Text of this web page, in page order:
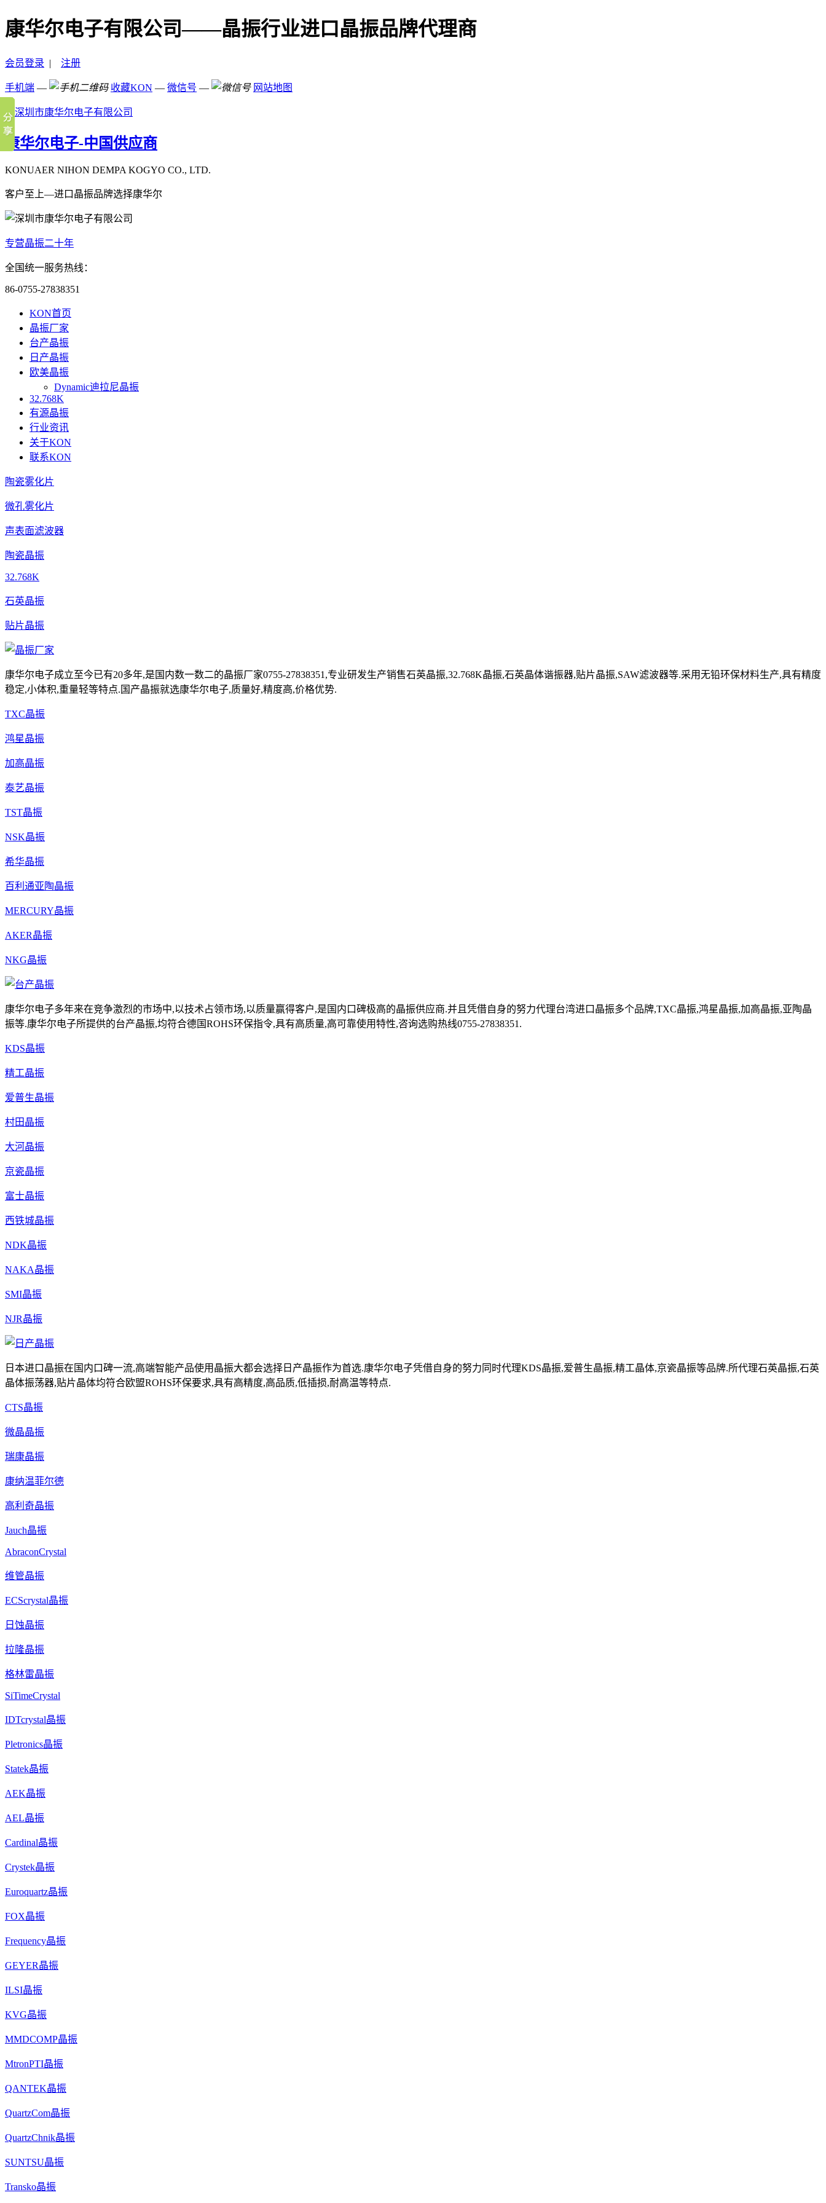
康华尔电子有限公司——晶振行业进口晶振品牌代理商
会员登录 | 注册
手机端 — 收藏KON — 微信号 — 网站地图
康华尔电子-中国供应商
KONUAER NIHON DEMPA KOGYO CO., LTD.
客户至上—进口晶振品牌选择康华尔
专营晶振二十年
全国统一服务热线：
86-0755-27838351
KON首页
晶振厂家
台产晶振
日产晶振
欧美晶振
Dynamic迪拉尼晶振
32.768K
有源晶振
行业资讯
关于KON
联系KON
陶瓷雾化片
微孔雾化片
声表面滤波器
陶瓷晶振
32.768K
石英晶振
贴片晶振
康华尔电子成立至今已有20多年,是国内数一数二的晶振厂家0755-27838351,专业研发生产销售石英晶振,32.768K晶振,石英晶体谐振器,贴片晶振,SAW滤波器等.采用无铅环保材料生产,具有精度
稳定,小体积,重量轻等特点.国产晶振就选康华尔电子,质量好,精度高,价格优势.
TXC晶振
鸿星晶振
加高晶振
泰艺晶振
TST晶振
NSK晶振
希华晶振
百利通亚陶晶振
MERCURY晶振
AKER晶振
NKG晶振
康华尔电子多年来在竞争激烈的市场中,以技术占领市场,以质量赢得客户,是国内口碑极高的晶振供应商.并且凭借自身的努力代理台湾进口晶振多个品牌,TXC晶振,鸿星晶振,加高晶振,亚陶晶
振等.康华尔电子所提供的台产晶振,均符合德国ROHS环保指令,具有高质量,高可靠使用特性,咨询选购热线0755-27838351.
KDS晶振
精工晶振
爱普生晶振
村田晶振
大河晶振
京瓷晶振
富士晶振
西铁城晶振
NDK晶振
NAKA晶振
SMI晶振
NJR晶振
日本进口晶振在国内口碑一流,高端智能产品使用晶振大都会选择日产晶振作为首选.康华尔电子凭借自身的努力同时代理KDS晶振,爱普生晶振,精工晶体,京瓷晶振等品牌.所代理石英晶振,石英
晶体振荡器,贴片晶体均符合欧盟ROHS环保要求,具有高精度,高品质,低插损,耐高温等特点.
CTS晶振
微晶晶振
瑞康晶振
康纳温菲尔德
高利奇晶振
Jauch晶振
AbraconCrystal
维管晶振
ECScrystal晶振
日蚀晶振
拉隆晶振
格林雷晶振
SiTimeCrystal
IDTcrystal晶振
Pletronics晶振
Statek晶振
AEK晶振
AEL晶振
Cardinal晶振
Crystek晶振
Euroquartz晶振
FOX晶振
Frequency晶振
GEYER晶振
ILSI晶振
KVG晶振
MMDCOMP晶振
MtronPTI晶振
QANTEK晶振
QuartzCom晶振
QuartzChnik晶振
SUNTSU晶振
Transko晶振